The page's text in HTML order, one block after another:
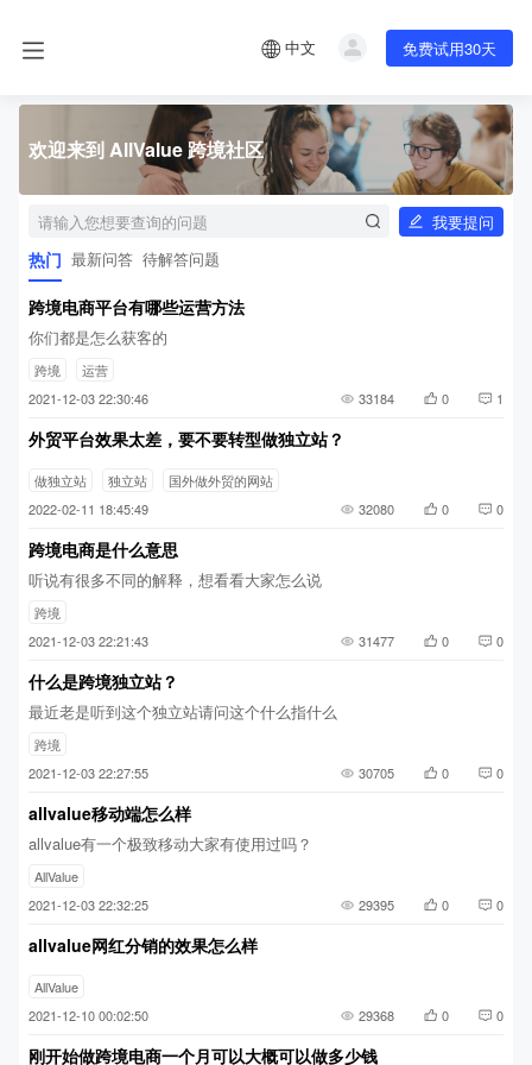
中文 免费试用30天
欢迎来到 AllValue 跨境社区
我要提问
热门 最新问答 待解答问题
跨境电商平台有哪些运营方法
你们都是怎么获客的
跨境
运营
2021-12-03 22:30:46
33184 0 1
外贸平台效果太差，要不要转型做独立站？
做独立站 独立站
国外做外贸的网站
2022-02-11 18:45:49
32080 0 0
跨境电商是什么意思
听说有很多不同的解释，想看看大家怎么说
跨境
2021-12-03 22:21:43
31477 0 0
什么是跨境独立站？
最近老是听到这个独立站请问这个什么指什么
跨境
2021-12-03 22:27:55
30705 0 0
allvalue移动端怎么样
allvalue有一个极致移动大家有使用过吗？
AllValue
2021-12-03 22:32:25
29395 0 0
allvalue网红分销的效果怎么样
AllValue
2021-12-10 00:02:50
29368 0 0
刚开始做跨境电商一个月可以大概可以做多少钱